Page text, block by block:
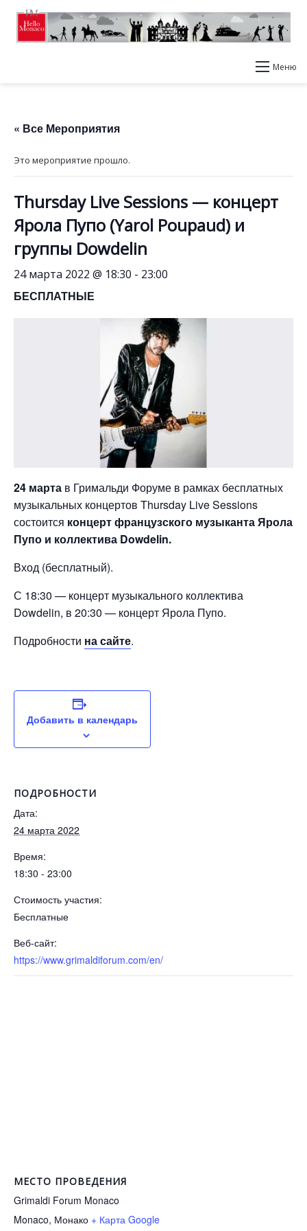
Меню
« Все Мероприятия
Это мероприятие прошло.
Thursday Live Sessions — концерт
Ярола Пупо (Yarol Poupaud) и
группы Dowdelin
24 марта 2022 @ 18:30 - 23:00
БЕСПЛАТНЫЕ
24 марта в Гримальди Форуме в рамках бесплатных
музыкальных концертов Thursday Live Sessions
состоится концерт французского музыканта Ярола
Пупо и коллектива Dowdelin.
Вход (бесплатный).
С 18:30 — концерт музыкального коллектива
Dowdelin, в 20:30 — концерт Ярола Пупо.
Подробности на сайте.
Добавить в календарь
ПОДРОБНОСТИ
Дата:
24 марта 2022
Время:
18:30 - 23:00
Стоимость участия:
Бесплатные
Веб-сайт:
https://www.grimaldiforum.com/en/
МЕСТО ПРОВЕДЕНИЯ
Grimaldi Forum Monaco
Monaco, Монако + Карта Google